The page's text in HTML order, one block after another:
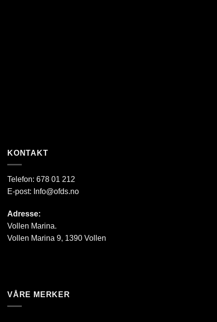
KONTAKT
Telefon: 678 01 212
E-post: Info@ofds.no
Adresse:
Vollen Marina.
Vollen Marina 9, 1390 Vollen
VÅRE MERKER